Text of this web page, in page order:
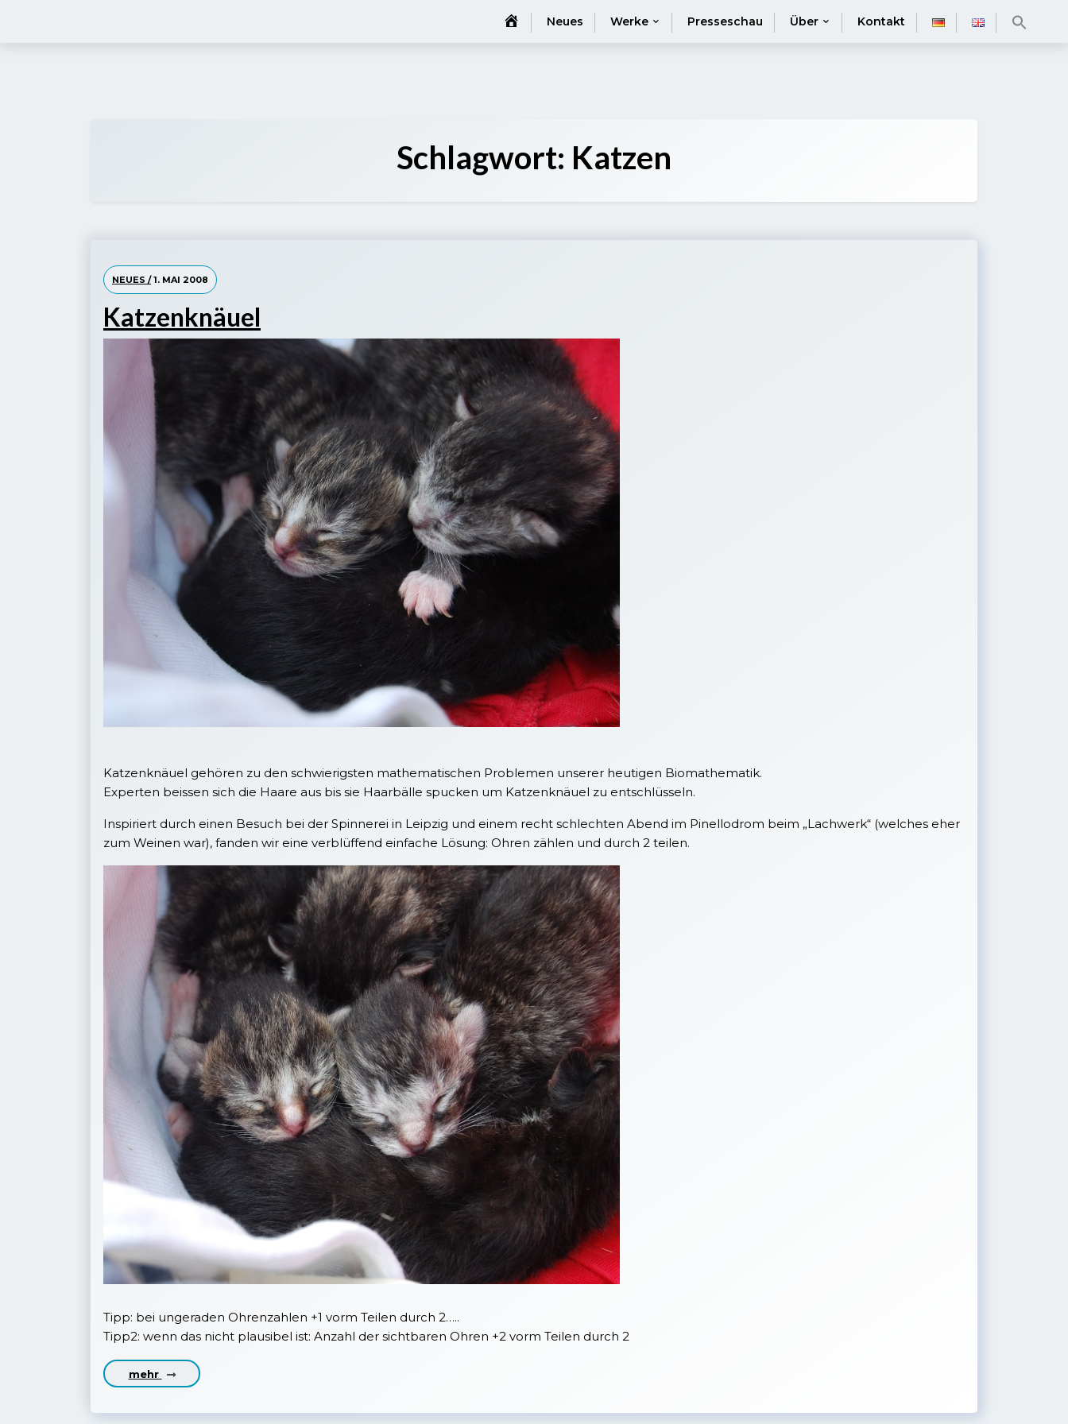
Startseite
Neues Werke Presseschau Über Kontakt
Schlagwort: Katzen
NEUES /1. MAI 2008
Katzenknäuel
Katzenknäuel gehören zu den schwierigsten mathematischen Problemen unserer heutigen Biomathematik.
Experten beissen sich die Haare aus bis sie Haarbälle spucken um Katzenknäuel zu entschlüsseln.
Inspiriert durch einen Besuch bei der Spinnerei in Leipzig und einem recht schlechten Abend im Pinellodrom beim „Lachwerk“ (welches eher
zum Weinen war), fanden wir eine verblüffend einfache Lösung: Ohren zählen und durch 2 teilen.
Tipp: bei ungeraden Ohrenzahlen +1 vorm Teilen durch 2…..
Tipp2: wenn das nicht plausibel ist: Anzahl der sichtbaren Ohren +2 vorm Teilen durch 2
mehr